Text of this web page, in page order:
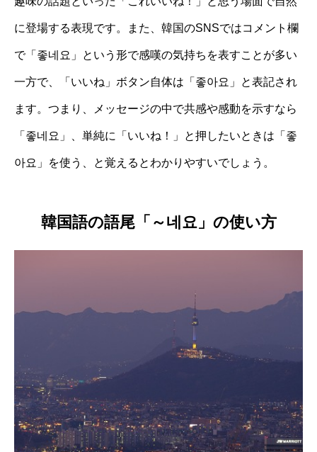
に登場する表現です。また、韓国のSNSではコメント欄
で「좋네요」という形で感嘆の気持ちを表すことが多い
一方で、「いいね」ボタン自体は「좋아요」と表記され
ます。つまり、メッセージの中で共感や感動を示すなら
「좋네요」、単純に「いいね！」と押したいときは「좋
아요」を使う、と覚えるとわかりやすいでしょう。
韓国語の語尾「～네요」の使い方